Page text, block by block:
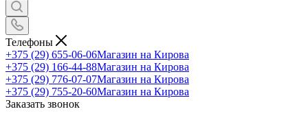
Телефоны
+375 (29) 655-06-06Магазин на Кирова
+375 (29) 166-44-88Магазин на Кирова
+375 (29) 776-07-07Магазин на Кирова
+375 (29) 755-20-60Магазин на Кирова
Заказать звонок